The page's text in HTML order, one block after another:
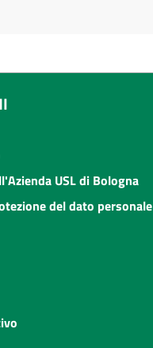
USL di Bologna
del dato personale